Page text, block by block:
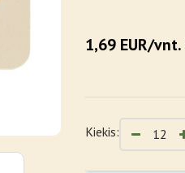
1,69 EUR/vnt.
Kiekis: